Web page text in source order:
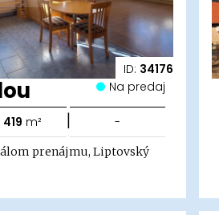
ID: 34176
Na predaj
419 m² | -
prenájmu, Liptovský